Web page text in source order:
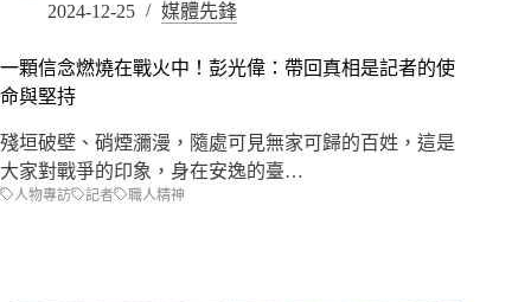
2024-12-25 媒體先鋒
一顆信念燃燒在戰火中！彭光偉：帶回真相是記者的使
命與堅持
殘垣破壁、硝煙瀰漫，隨處可見無家可歸的百姓，這是
大家對戰爭的印象，身在安逸的臺…
人物專訪 記者 職人精神